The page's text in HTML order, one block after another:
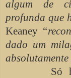
algum de
profunda que
Keaney
dado um
Só